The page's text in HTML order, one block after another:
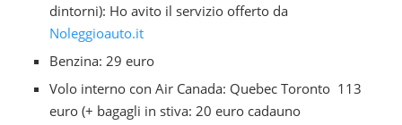
dintorni): Ho avito il servizio offerto da
Noleggioauto.it
Benzina: 29 euro
Volo interno con Air Canada: Quebec Toronto 113
euro (+ bagagli in stiva: 20 euro cadauno